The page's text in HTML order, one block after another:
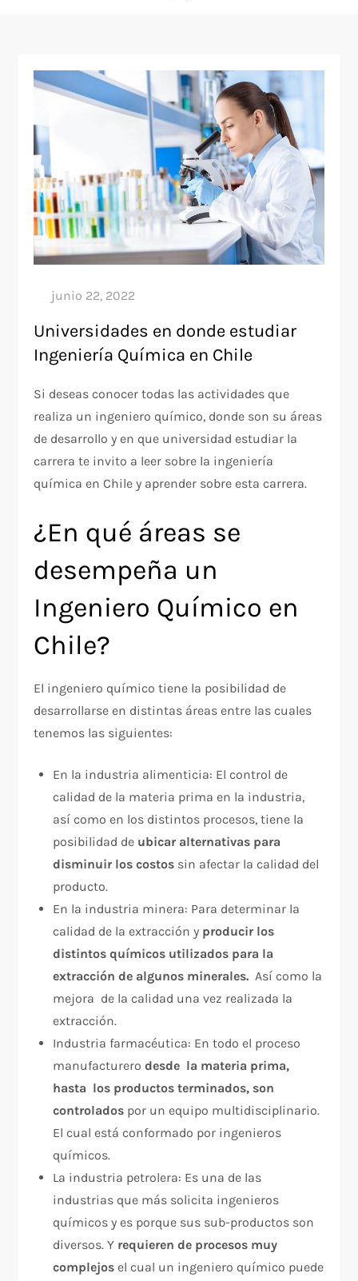
Universidades en donde estudiar
Ingeniería Química en Chile
Si deseas conocer todas las actividades que
realiza un ingeniero químico, donde son su áreas
de desarrollo y en que universidad estudiar la
carrera te invito a leer sobre la ingeniería
química en Chile y aprender sobre esta carrera.
¿En qué áreas se
desempeña un
Ingeniero Químico en
Chile?
El ingeniero químico tiene la posibilidad de
desarrollarse en distintas áreas entre las cuales
tenemos las siguientes:
En la industria alimenticia: El control de
calidad de la materia prima en la industria,
así como en los distintos procesos, tiene la
posibilidad de ubicar alternativas para
disminuir los costos sin afectar la calidad del
producto.
En la industria minera: Para determinar la
calidad de la extracción y producir los
distintos químicos utilizados para la
extracción de algunos minerales.Así como la
mejora de la calidad una vez realizada la
extracción.
Industria farmacéutica: En todo el proceso
manufacturero desde la materia prima,
hasta los productos terminados, son
controlados por un equipo multidisciplinario.
El cual está conformado por ingenieros
químicos.
La industria petrolera: Es una de las
industrias que más solicita ingenieros
químicos y es porque sus sub-productos son
diversos. Y requieren de procesos muy
complejos el cual un ingeniero químico puede